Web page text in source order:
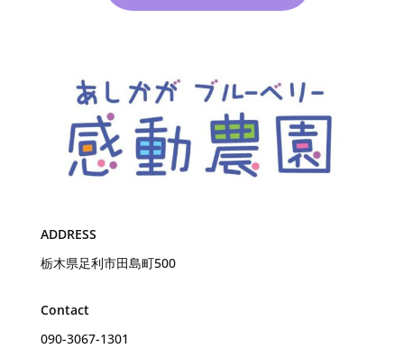
ADDRESS
栃木県足利市田島町500
Contact
090-3067-1301